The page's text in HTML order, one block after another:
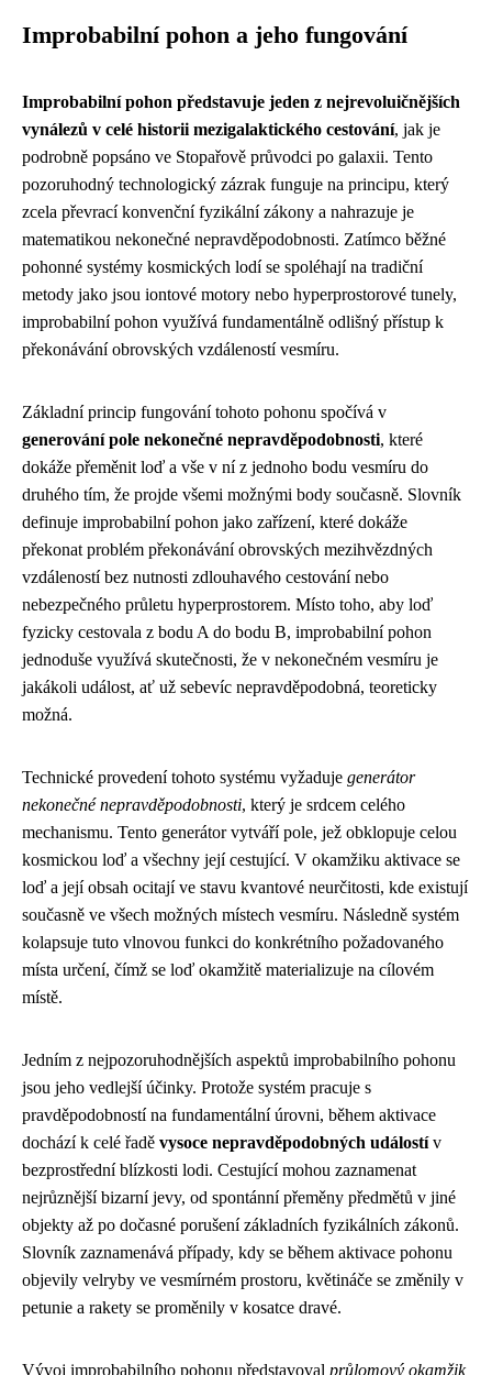
Improbabilní pohon a jeho fungování
Improbabilní pohon představuje jeden z nejrevoluičnějších
vynálezů v celé historii mezigalaktického cestování, jak je
podrobně popsáno ve Stopařově průvodci po galaxii. Tento
pozoruhodný technologický zázrak funguje na principu, který
zcela převrací konvenční fyzikální zákony a nahrazuje je
matematikou nekonečné nepravděpodobnosti. Zatímco běžné
pohonné systémy kosmických lodí se spoléhají na tradiční
metody jako jsou iontové motory nebo hyperprostorové tunely,
improbabilní pohon využívá fundamentálně odlišný přístup k
překonávání obrovských vzdáleností vesmíru.
Základní princip fungování tohoto pohonu spočívá v
generování pole nekonečné nepravděpodobnosti, které
dokáže přeměnit loď a vše v ní z jednoho bodu vesmíru do
druhého tím, že projde všemi možnými body současně. Slovník
definuje improbabilní pohon jako zařízení, které dokáže
překonat problém překonávání obrovských mezihvězdných
vzdáleností bez nutnosti zdlouhavého cestování nebo
nebezpečného průletu hyperprostorem. Místo toho, aby loď
fyzicky cestovala z bodu A do bodu B, improbabilní pohon
jednoduše využívá skutečnosti, že v nekonečném vesmíru je
jakákoli událost, ať už sebevíc nepravděpodobná, teoreticky
možná.
Technické provedení tohoto systému vyžaduje generátor
nekonečné nepravděpodobnosti, který je srdcem celého
mechanismu. Tento generátor vytváří pole, jež obklopuje celou
kosmickou loď a všechny její cestující. V okamžiku aktivace se
loď a její obsah ocitají ve stavu kvantové neurčitosti, kde existují
současně ve všech možných místech vesmíru. Následně systém
kolapsuje tuto vlnovou funkci do konkrétního požadovaného
místa určení, čímž se loď okamžitě materializuje na cílovém
místě.
Jedním z nejpozoruhodnějších aspektů improbabilního pohonu
jsou jeho vedlejší účinky. Protože systém pracuje s
pravděpodobností na fundamentální úrovni, během aktivace
dochází k celé řadě vysoce nepravděpodobných událostív
bezprostřední blízkosti lodi. Cestující mohou zaznamenat
nejrůznější bizarní jevy, od spontánní přeměny předmětů v jiné
objekty až po dočasné porušení základních fyzikálních zákonů.
Slovník zaznamenává případy, kdy se během aktivace pohonu
objevily velryby ve vesmírném prostoru, květináče se změnily v
petunie a rakety se proměnily v kosatce dravé.
Vývoj improbabilního pohonu představoval průlomový okamžik